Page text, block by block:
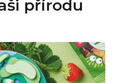
přírodu